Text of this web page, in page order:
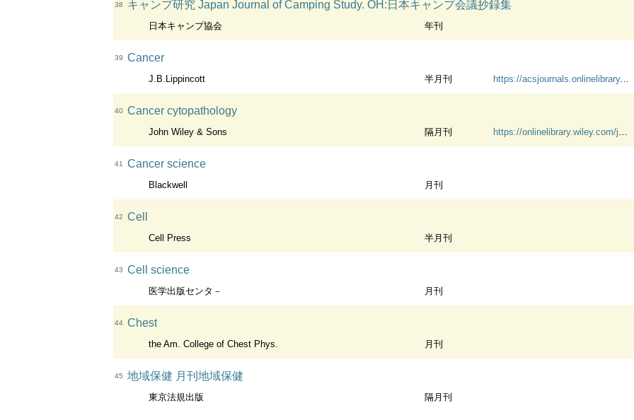
38 キャンプ研究 Japan Journal of Camping Study. OH:日本キャンプ会議抄録集
日本キャンプ協会 年刊
39 Cancer
J.B.Lippincott 半月刊 https://acsjournals.onlinelibrary.wiley.com/journal/10970142
40 Cancer cytopathology
John Wiley & Sons 隔月刊 https://onlinelibrary.wiley.com/journal/19346638
41 Cancer science
Blackwell 月刊
42 Cell
Cell Press 半月刊
43 Cell science
医学出版センタ－ 月刊
44 Chest
the Am. College of Chest Phys. 月刊
45 地域保健 月刊地域保健
東京法規出版 隔月刊